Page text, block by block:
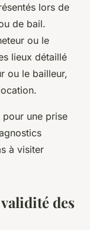
lors de
de bail.
ou le
lieux détaillé
ou le bailleur,
une prise
à visiter
des